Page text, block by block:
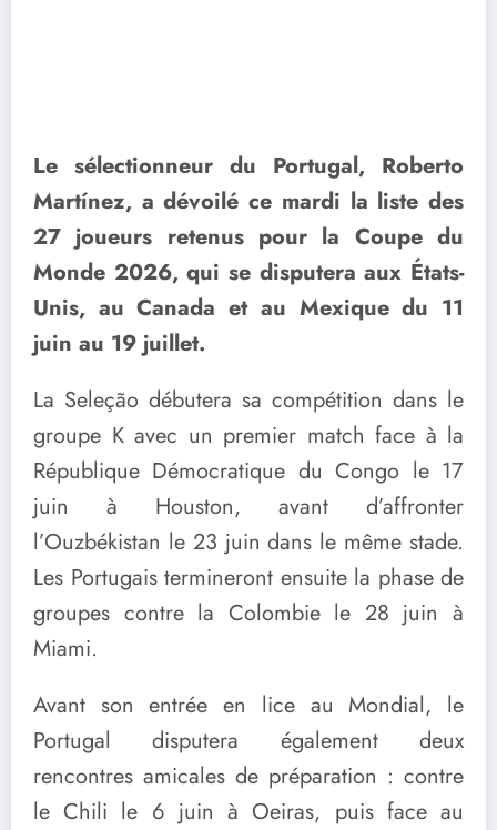
Le sélectionneur du Portugal, Roberto
Martínez, a dévoilé ce mardi la liste des
27 joueurs retenus pour la Coupe du
Monde 2026, qui se disputera aux États-
Unis, au Canada et au Mexique du 11
juin au 19 juillet.
La Seleção débutera sa compétition dans le
groupe K avec un premier match face à la
République Démocratique du Congo le 17
juin à Houston, avant d’affronter
l’Ouzbékistan le 23 juin dans le même stade.
Les Portugais termineront ensuite la phase de
groupes contre la Colombie le 28 juin à
Miami.
Avant son entrée en lice au Mondial, le
Portugal disputera également deux
rencontres amicales de préparation : contre
le Chili le 6 juin à Oeiras, puis face au